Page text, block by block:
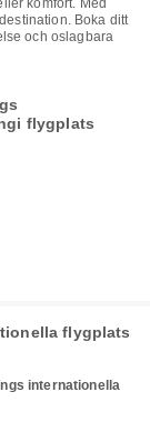
komfort. Med
Boka ditt
och oslagbara
flygplats
flygplats
internationella